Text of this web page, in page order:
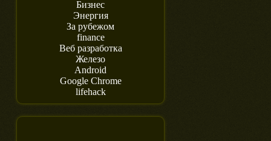
Бизнес
Энергия
За рубежом
finance
Веб разработка
Железо
Android
Google Chrome
lifehack